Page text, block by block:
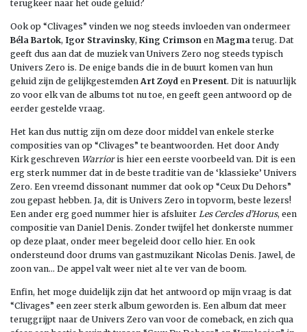
terugkeer naar het oude geluid?
Ook op “Clivages” vinden we nog steeds invloeden van ondermeer
Béla Bartok, Igor Stravinsky, King Crimson en Magma terug. Dat
geeft dus aan dat de muziek van Univers Zero nog steeds typisch
Univers Zero is. De enige bands die in de buurt komen van hun
geluid zijn de gelijkgestemden Art Zoyd en Present. Dit is natuurlijk
zo voor elk van de albums tot nu toe, en geeft geen antwoord op de
eerder gestelde vraag.
Het kan dus nuttig zijn om deze door middel van enkele sterke
composities van op “Clivages” te beantwoorden. Het door Andy
Kirk geschreven Warrioris hier een eerste voorbeeld van. Dit is een
erg sterk nummer dat in de beste traditie van de ‘klassieke’ Univers
Zero. Een vreemd dissonant nummer dat ook op “Ceux Du Dehors”
zou gepast hebben. Ja, dit is Univers Zero in topvorm, beste lezers!
Een ander erg goed nummer hier is afsluiter Les Cercles d’Horus, een
compositie van Daniel Denis. Zonder twijfel het donkerste nummer
op deze plaat, onder meer begeleid door cello hier. En ook
ondersteund door drums van gastmuzikant Nicolas Denis. Jawel, de
zoon van… De appel valt weer niet al te ver van de boom.
Enfin, het moge duidelijk zijn dat het antwoord op mijn vraag is dat
“Clivages” een zeer sterk album geworden is. Een album dat meer
teruggrijpt naar de Univers Zero van voor de comeback, en zich qua